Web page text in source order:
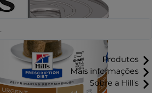
Produtos
Mais informações
Sobre a Hill's